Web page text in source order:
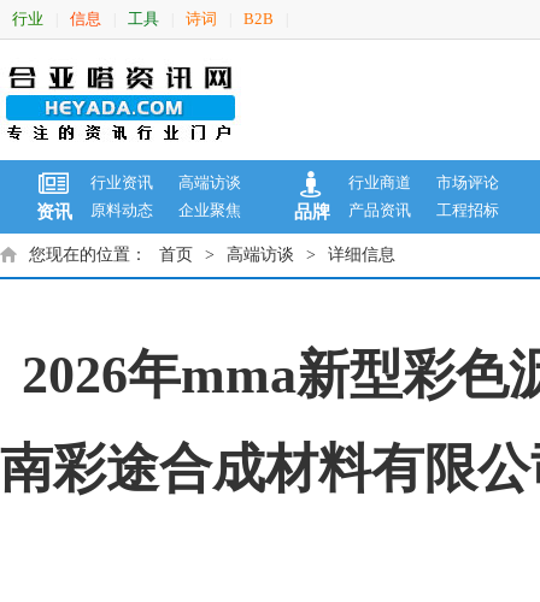
行业 信息 工具 诗词 B2B
资讯
行业资讯
高端访谈
原料动态
企业聚焦 品牌
行业商道
市场评论
产品资讯
工程招标
您现在的位置： 首页 > 高端访谈 > 详细信息
2026年mma新型彩
南彩途合成材料有限